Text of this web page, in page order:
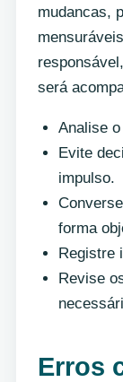
mudancas,
será
Analise
Evite
impulso.
forma
Registre
Revise
Erros